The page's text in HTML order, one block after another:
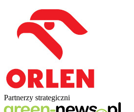
Partnerzy strategiczni